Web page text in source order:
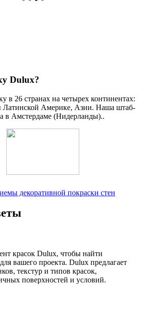
Dulux?
в 26 странах на четырех континентах:
Латинской Америке, Азии. Наша штаб-
в Амстердаме (Нидерланды)..
декоративной покраски стен
красок Dulux, чтобы найти
вашего проекта. Dulux предлагает
текстур и типов красок,
поверхностей и условий.